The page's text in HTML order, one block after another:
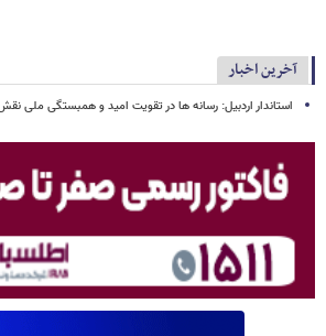
آخرین اخبار
استاندار اردبیل: رسانه ها در تقویت امید و همبستگی ملی